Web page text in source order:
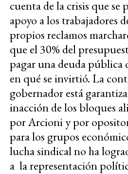
cuenta de la crisis que se
apoyo a los trabajadores
propios reclamos
que el 30% del
pagar una deuda pública
en qué se invirtió. La
gobernador está
inacción de los bloques
por Arcioni y por
para los grupos
lucha sindical no ha
a la representación